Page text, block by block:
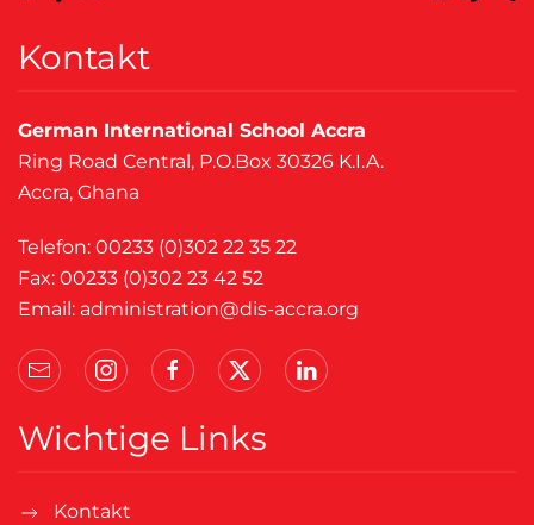
Kontakt
German International School Accra
Ring Road Central, P.O.Box 30326 K.I.A.
Accra, Ghana
Telefon: 00233 (0)302 22 35 22
Fax: 00233 (0)302 23 42 52
Email: administration@dis-accra.org
Wichtige Links
Kontakt